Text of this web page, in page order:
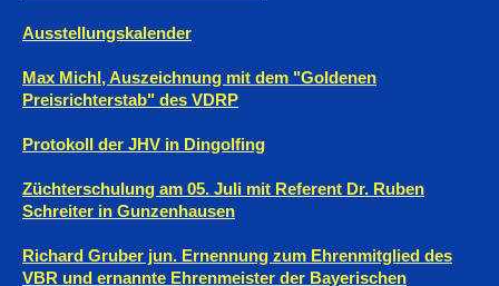
Ausstellungskalender
Max Michl, Auszeichnung mit dem "Goldenen
Preisrichterstab" des VDRP
Protokoll der JHV in Dingolfing
Züchterschulung am 05. Juli mit Referent Dr. Ruben
Schreiter in Gunzenhausen
Richard Gruber jun. Ernennung zum Ehrenmitglied des
VBR und ernannte Ehrenmeister der Bayerischen